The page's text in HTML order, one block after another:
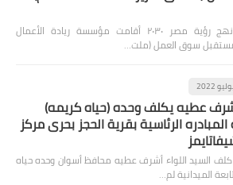
✍️ سهيلة محي على نهج رؤية مصر ٢٠٣٠ أقامت مؤسسة ريادة الأعمال
عطيه يكلف وحده (حياه كريمه)
الرئاسية بقرية الحجز بحرى مركز
السيد اللواء أشرف عطيه محافظ أسوان وحده حياه
الميدانية لم…